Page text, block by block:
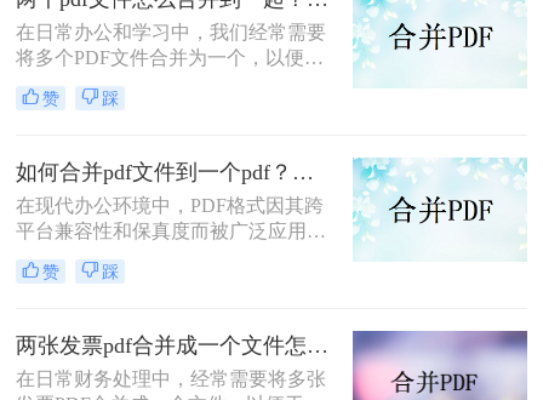
在日常办公和学习中，我们经常需要
将多个PDF文件合并为一个，以便于
阅读、分享或存档。那么两个pdf文件
怎么合并到一起呢？本文将介绍三种
赞 踩
如何合并pdf文件到一个pdf？分享三种不同的方法来帮助您轻松合并！
在现代办公环境中，PDF格式因其跨
平台兼容性和保真度而被广泛应用于
文档管理和分享。然而，当需要整合
多个PDF文件时，找到一种简单且有
何合并pdf文件到一个pdf呢？本文将
介绍三种不同的方法来帮助您轻松地
将多个PDF文件合并成一个PDF文
赞 踩
两张发票pdf合并成一个文件怎么弄？掌握这3种方法轻松合并！
在日常财务处理中，经常需要将多张